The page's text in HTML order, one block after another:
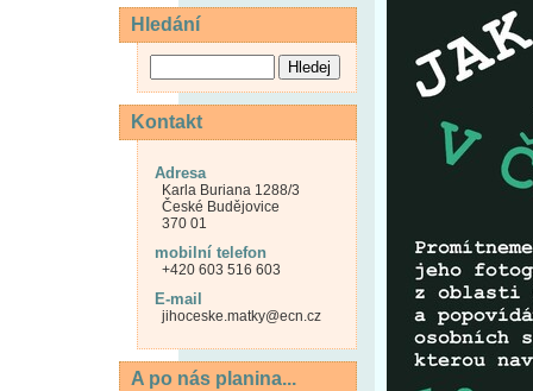
Hledání
Kontakt
Adresa
Karla Buriana 1288/3
České Budějovice
370 01
mobilní telefon
+420 603 516 603
E-mail
jihoceske.matky@ecn.cz
A po nás planina...